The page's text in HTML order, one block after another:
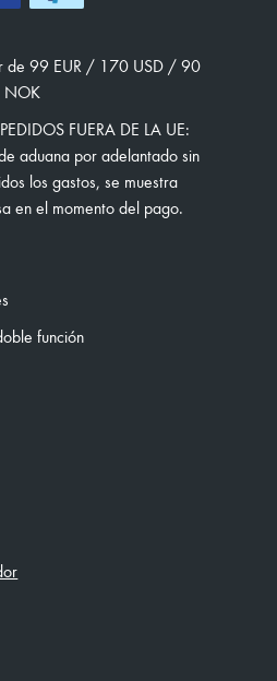
de 99 EUR / 170 USD / 90
FUERA DE LA UE:
aduana por adelantado sin
los gastos, se muestra
en el momento del pago.
función